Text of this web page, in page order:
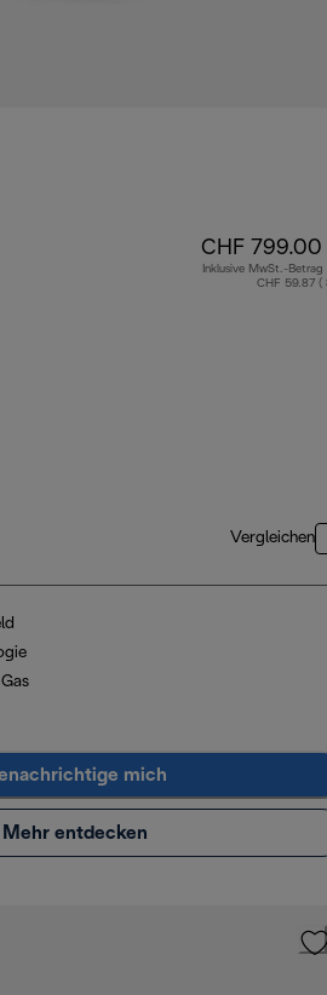
CHF 799.00
Inklusive MwSt.-Betrag
CHF 59.87 (
Vergleichen
mich
Mehr entdecken